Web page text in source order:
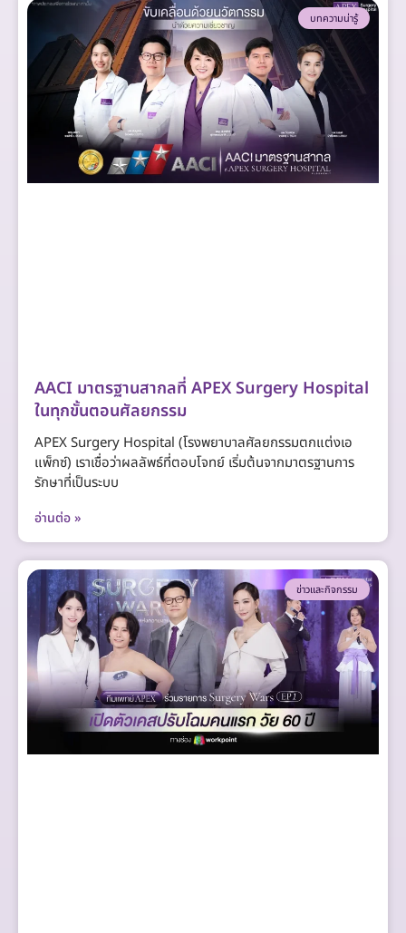
บทความน่ารู้
AACI มาตรฐานสากลที่ APEX Surgery Hospital
ในทุกขั้นตอนศัลยกรรม
APEX Surgery Hospital (โรงพยาบาลศัลยกรรมตกแต่งเอ
แพ็กซ์) เราเชื่อว่าผลลัพธ์ที่ตอบโจทย์ เริ่มต้นจากมาตรฐานการ
รักษาที่เป็นระบบ
อ่านต่อ »
ข่าวและกิจกรรม